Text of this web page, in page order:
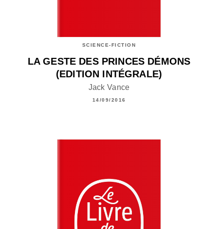
SCIENCE-FICTION
LA GESTE DES PRINCES DÉMONS
(EDITION INTÉGRALE)
Jack Vance
14/09/2016